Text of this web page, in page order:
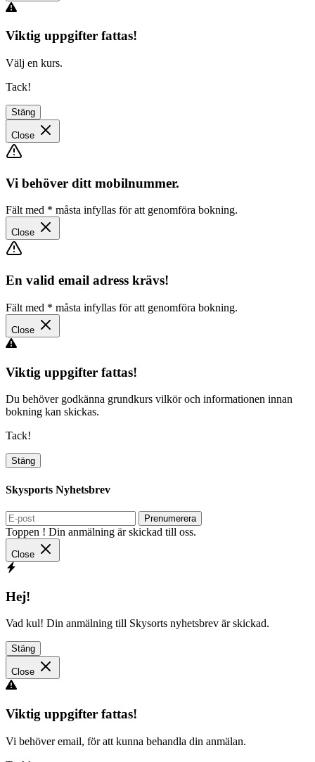
Viktig uppgifter fattas!
Välj en kurs.
Tack!
Stäng
Close
Vi behöver ditt mobilnummer.
Fält med * måsta infyllas för att genomföra bokning.
Close
En valid email adress krävs!
Fält med * måsta infyllas för att genomföra bokning.
Close
Viktig uppgifter fattas!
Du behöver godkänna grundkurs vilkör och informationen innan
bokning kan skickas.
Tack!
Stäng
Skysports Nyhetsbrev
Prenumerera
Toppen ! Din anmälning är skickad till oss.
Close
Hej!
Vad kul! Din anmälning till Skysorts nyhetsbrev är skickad.
Stäng
Close
Viktig uppgifter fattas!
Vi behöver email, för att kunna behandla din anmälan.